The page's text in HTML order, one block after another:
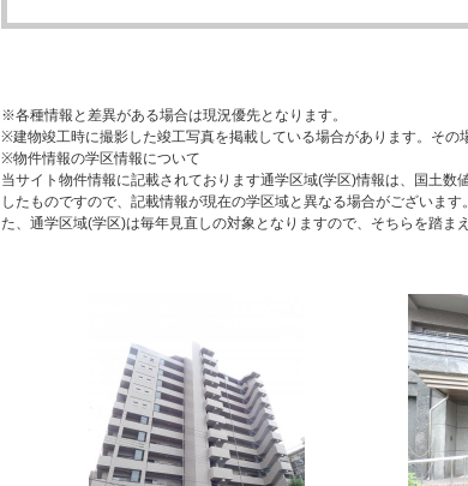
※各種情報と差異がある場合は現況優先となります。
※建物竣工時に撮影した竣工写真を掲載している場合があります。その
※物件情報の学区情報について
当サイト物件情報に記載されております通学区域(学区)情報は、国土
したものですので、記載情報が現在の学区域と異なる場合がございま
た、通学区域(学区)は毎年見直しの対象となりますので、そちらを踏ま